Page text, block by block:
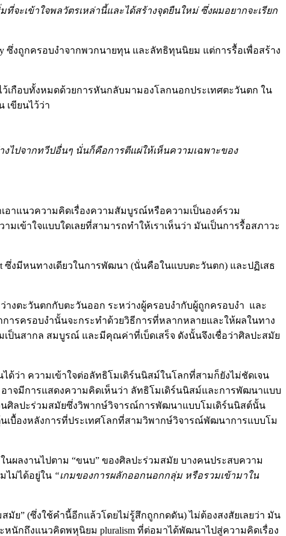
ะเข้าใจพลวัตรเหล่านี้และได้สร้างจุดยืนใหม่ ซึ่งผมอยากจะเรียก
ซึ่งถูกครอบงำจากพวกนายทุน และลัทธิทุนนิยม แต่การรื้อเพื่อสร้าง
ว้เกือบทั้งหมดด้วยการหันกลับมามองโลกนอกประเทศตะวันตก ใน
เขียนไว้ว่า
ไปจากทวีปอื่นๆ นั่นก็คือการตีแผ่ให้เห็นความเฉพาะของ
อาแนวความคิดเรื่องความสัมบูรณ์หรือความเป็นองค์รวม
มเข้าใจแบบใดเลยที่สามารถทำให้เราเห็นว่า มันเป็นการรื้อสภาวะ
ซึ่งมีหนทางเดียวในการพัฒนา (นั่นคือในแบบตะวันตก) และปฏิเสธ
งตะวันตกกับตะวันออก ระหว่างผู้ครอบงำกับผู้ถูกครอบงำ และ
รครอบงำนั้นจะกระทำด้วยวิธีการที่หลากหลายและให้ผลในทาง
ป็นสากล สมบูรณ์ และมีคุณค่าที่เบ็ดเสร็จ ดังนั้นจึงเชื่อว่าศิลปะสมัย
ด้ว่า ความเข้าใจต่อลัทธิโมเดิร์นนิสม์ในโลกที่สามก็ยังไม่ชัดเจน
าจมีการแสดงความคิดเห็นว่า ลัทธิโมเดิร์นนิสม์และการพัฒนาแบบ
วนศิลปะร่วมสมัยซึ่งวิพากษ์วิจารณ์การพัฒนาแบบโมเดิร์นนิสต์นั้น
เบื้องหลังการที่ประเทศโลกที่สามวิพากษ์วิจารณ์พัฒนาการแบบโม
ผลงานไปตาม “ขนบ” ของศิลปะร่วมสมัย บางคนประสบความ
ไม่ได้อยู่ใน “เกมของการผลักออกนอกกลุ่ม หรือรวมเข้ามาใน
ย” (ซึ่งใช้คำนี้อีกแล้วโดยไม่รู้สึกถูกกดดัน) ไม่ต้องสงสัยเลยว่า มัน
หนักถึงแนวคิดพหุนิยม pluralism ที่ต่อมาได้พัฒนาไปสู่ความคิดเรื่อง